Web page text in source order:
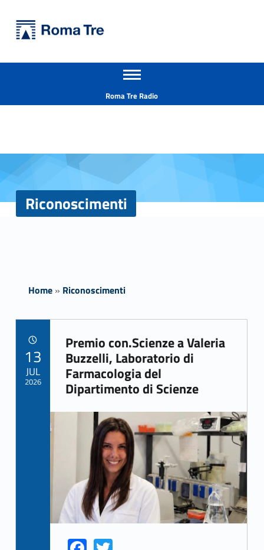
Riconoscimenti - Università Roma Tre
Apri il menu secondario
Roma Tre Radio
Riconoscimenti
Home» Riconoscimenti
Link identifier archive #link-archive-38272
Premio con.Scienze a Valeria
Buzzelli, Laboratorio di
Farmacologia del
Dipartimento di Scienze
Link identifier archive #link-archive-thumb-soap-33365
Link identifier share facebook archive #share-link-archive-44596 Link identifier share twitter archive #share-link-archive-63119
13
JUL
2026